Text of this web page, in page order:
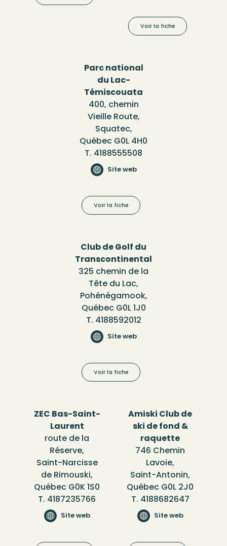
Voir la fiche
Parc national
du Lac-
Témiscouata
400, chemin
Vieille Route,
Squatec,
Québec G0L 4H0
T. 4188555508
Site web
Voir la fiche
Club de Golf du
Transcontinental
325 chemin de la
Tête du Lac,
Pohénégamook,
Québec G0L 1J0
T. 4188592012
Site web
Voir la fiche
ZEC Bas-Saint-
Laurent
route de la
Réserve,
Saint-Narcisse
de Rimouski,
Québec G0K 1S0
T. 4187235766
Site web
Amiski Club de
ski de fond &
raquette
746 Chemin
Lavoie,
Saint-Antonin,
Québec G0L 2J0
T. 4188682647
Site web